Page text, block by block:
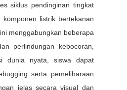
siklus pendinginan tingkat
listrik bertekanan
menggabungkan beberapa
perlindungan kebocoran,
dunia nyata, siswa dapat
serta pemeliharaan
jelas secara visual dan